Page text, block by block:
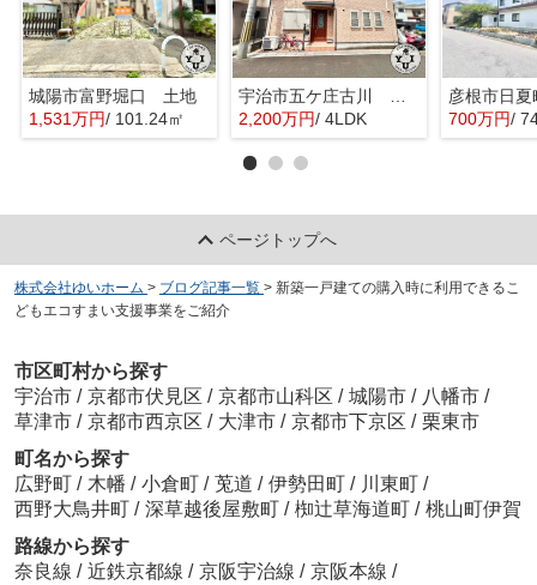
城陽市富野堀口 土地
1,531万円/ 101.24㎡
宇治市五ケ庄古川 オーナーチェンジ 中古戸建
2,200万円/ 4LDK
彦根市日
700万円/
ページトップへ
株式会社ゆいホーム > ブログ記事一覧 > 新築一戸建ての購入時に利用できるこ
どもエコすまい支援事業をご紹介
市区町村から探す
宇治市 / 京都市伏見区 / 京都市山科区 / 城陽市 / 八幡市 /
草津市 / 京都市西京区 / 大津市 / 京都市下京区 / 栗東市
町名から探す
広野町 / 木幡 / 小倉町 / 莵道 / 伊勢田町 / 川東町 /
西野大鳥井町 / 深草越後屋敷町 / 椥辻草海道町 / 桃山町伊賀
路線から探す
奈良線 / 近鉄京都線 / 京阪宇治線 / 京阪本線 /